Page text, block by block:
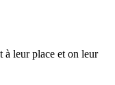
à leur place et on leur